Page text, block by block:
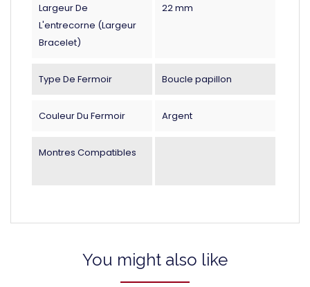
Largeur De
L'entrecorne (largeur
Bracelet)
22 mm
Type De Fermoir Boucle papillon
Couleur Du Fermoir Argent
Montres Compatibles
You might also like